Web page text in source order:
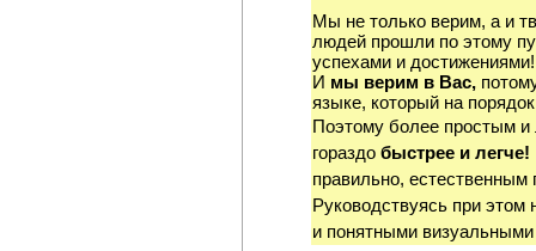
Мы не только верим, а и
людей прошли по этому
успехами и достижениями!
И мы верим в Вас,
языке, который на
Поэтому более простым
гораздо быстрее и легче!
правильно, естественным
Руководствуясь при
и понятными